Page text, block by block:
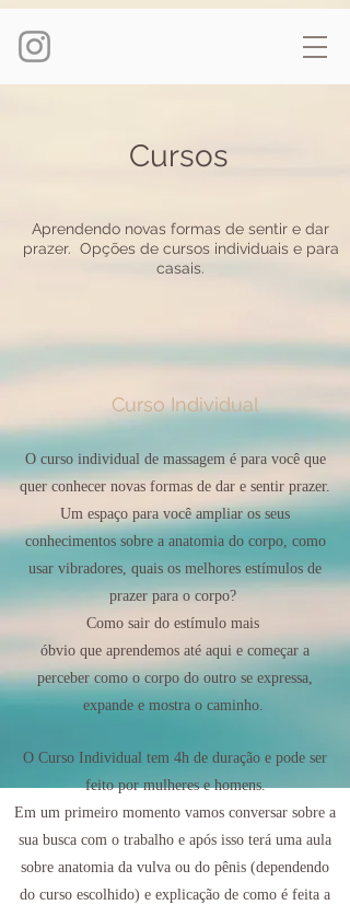
Cursos
Aprendendo novas formas de sentir e dar
prazer. Opções de cursos individuais e para
casais.
Curso Individual
O curso individual de massagem é para você que
quer conhecer novas formas de dar e sentir prazer.
Um espaço para você ampliar os seus
conhecimentos sobre a anatomia do corpo, como
usar vibradores, quais os melhores estímulos de
prazer para o corpo?
Como sair do estímulo mais
óbvio que aprendemos até aqui e começar a
perceber como o corpo do outro se expressa,
expande e mostra o caminho.
O Curso Individual tem 4h de duração e pode ser
feito por mulheres e homens.
Em um primeiro momento vamos conversar sobre a
sua busca com o trabalho e após isso terá uma aula
sobre anatomia da vulva ou do pênis (dependendo
do curso escolhido) e explicação de como é feita a